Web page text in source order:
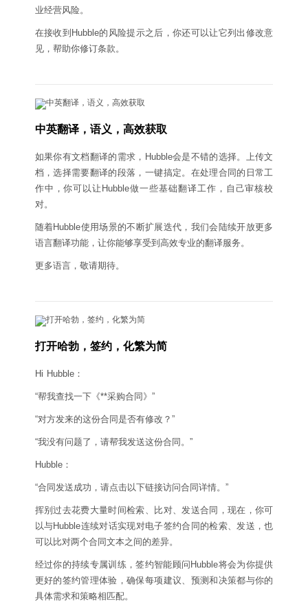
业经营⻛险。
在接收到Hubble的风险提示之后，你还可以让它列出修改意
见，帮助你修订条款。
中英翻译，语义，高效获取
如果你有文档翻译的需求，Hubble会是不错的选择。上传文
档，选择需要翻译的段落，一键搞定。在处理合同的日常工
作中，你可以让Hubble做一些基础翻译工作，自己审核校
对。
随着Hubble使用场景的不断扩展迭代，我们会陆续开放更多
语言翻译功能，让你能够享受到高效专业的翻译服务。
更多语言，敬请期待。
打开哈勃，签约，化繁为简
Hi Hubble：
“帮我查找一下《**采购合同》”
“对方发来的这份合同是否有修改？”
“我没有问题了，请帮我发送这份合同。”
Hubble：
“合同发送成功，请点击以下链接访问合同详情。”
挥别过去花费大量时间检索、比对、发送合同，现在，你可
以与Hubble连续对话实现对电⼦签约合同的检索、发送，也
可以⽐对两个合同⽂本之间的差异。
经过你的持续专属训练，签约智能顾问Hubble将会为你提供
更好的签约管理体验，确保每项建议、预测和决策都与你的
具体需求和策略相匹配。